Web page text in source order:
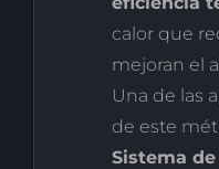
calor que
mejoran el
Una de las
de este
Sistema